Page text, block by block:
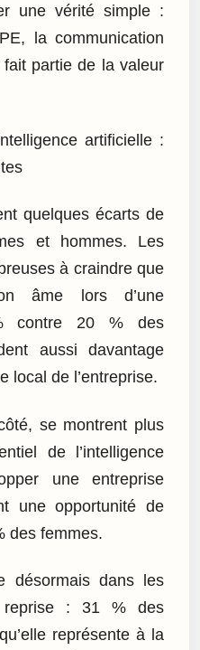
une vérité simple :
la communication
fait partie de la valeur
artificielle :
quelques écarts de
et hommes. Les
à craindre que
âme lors d’une
contre 20 % des
aussi davantage
local de l’entreprise.
se montrent plus
de l’intelligence
une entreprise
une opportunité de
des femmes.
désormais dans les
: 31 % des
représente à la